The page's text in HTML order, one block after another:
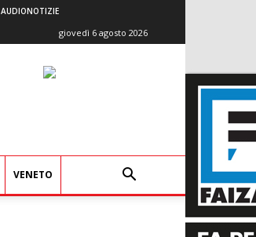
AUDIONOTIZIE
giovedì 6 agosto 2026
VENETO